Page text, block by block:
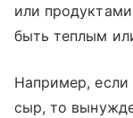
или
быть теплым
Например, если
сыр, то